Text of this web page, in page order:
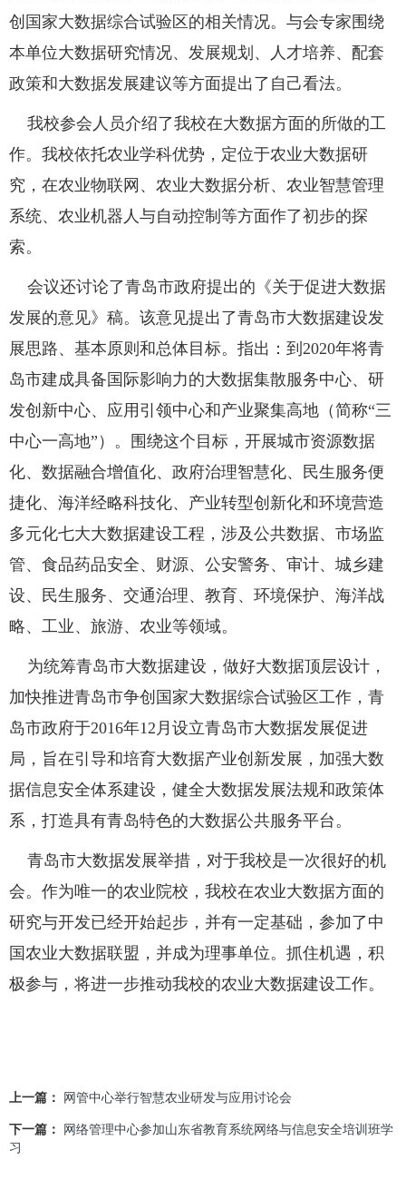
创国家大数据综合试验区的相关情况。与会专家围绕
本单位大数据研究情况、发展规划、人才培养、配套
政策和大数据发展建议等方面提出了自己看法。
我校参会人员介绍了我校在大数据方面的所做的工
作。我校依托农业学科优势，定位于农业大数据研
究，在农业物联网、农业大数据分析、农业智慧管理
系统、农业机器人与自动控制等方面作了初步的探
索。
会议还讨论了青岛市政府提出的《关于促进大数据
发展的意见》稿。该意见提出了青岛市大数据建设发
展思路、基本原则和总体目标。指出：到2020年将青
岛市建成具备国际影响力的大数据集散服务中心、研
发创新中心、应用引领中心和产业聚集高地（简称“三
中心一高地”）。围绕这个目标，开展城市资源数据
化、数据融合增值化、政府治理智慧化、民生服务便
捷化、海洋经略科技化、产业转型创新化和环境营造
多元化七大大数据建设工程，涉及公共数据、市场监
管、食品药品安全、财源、公安警务、审计、城乡建
设、民生服务、交通治理、教育、环境保护、海洋战
略、工业、旅游、农业等领域。
为统筹青岛市大数据建设，做好大数据顶层设计，
加快推进青岛市争创国家大数据综合试验区工作，青
岛市政府于2016年12月设立青岛市大数据发展促进
局，旨在引导和培育大数据产业创新发展，加强大数
据信息安全体系建设，健全大数据发展法规和政策体
系，打造具有青岛特色的大数据公共服务平台。
青岛市大数据发展举措，对于我校是一次很好的机
会。作为唯一的农业院校，我校在农业大数据方面的
研究与开发已经开始起步，并有一定基础，参加了中
国农业大数据联盟，并成为理事单位。抓住机遇，积
极参与，将进一步推动我校的农业大数据建设工作。
上一篇： 网管中心举行智慧农业研发与应用讨论会
下一篇：
网络管理中心参加山东省教育系统网络与信息安全培训班学
习